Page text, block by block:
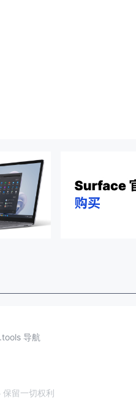
导航
留一切权利